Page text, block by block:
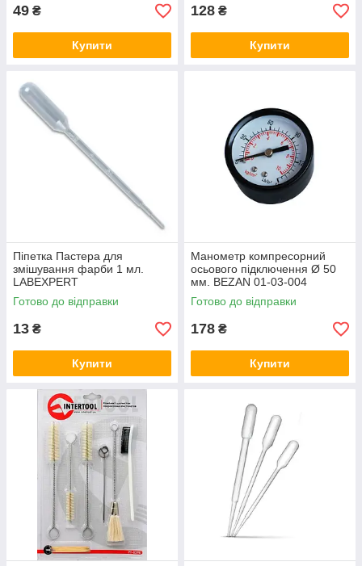
49 ₴
Купити
128 ₴
Купити
Піпетка Пастера для
змішування фарби 1 мл.
LABEXPERT
Готово до відправки
13 ₴
Купити
Манометр компресорний
осьового підключення Ø 50
мм. BEZAN 01-03-004
Готово до відправки
178 ₴
Купити